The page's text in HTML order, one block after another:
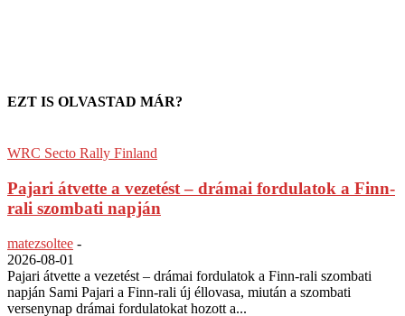
EZT IS OLVASTAD MÁR?
WRC Secto Rally Finland
Pajari átvette a vezetést – drámai fordulatok a Finn-
rali szombati napján
matezsoltee -
2026-08-01
Pajari átvette a vezetést – drámai fordulatok a Finn-rali szombati
napján Sami Pajari a Finn-rali új éllovasa, miután a szombati
versenynap drámai fordulatokat hozott a...